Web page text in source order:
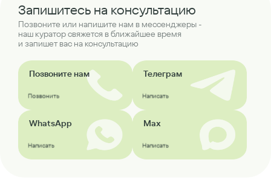
Запишитесь на консультацию
Позвоните или напишите нам в мессенджеры -
наш куратор свяжется в ближайшее время
и запишет вас на консультацию
Позвоните нам
Позвонить
Телеграм
Написать
WhatsApp
Написать
Max
Написать